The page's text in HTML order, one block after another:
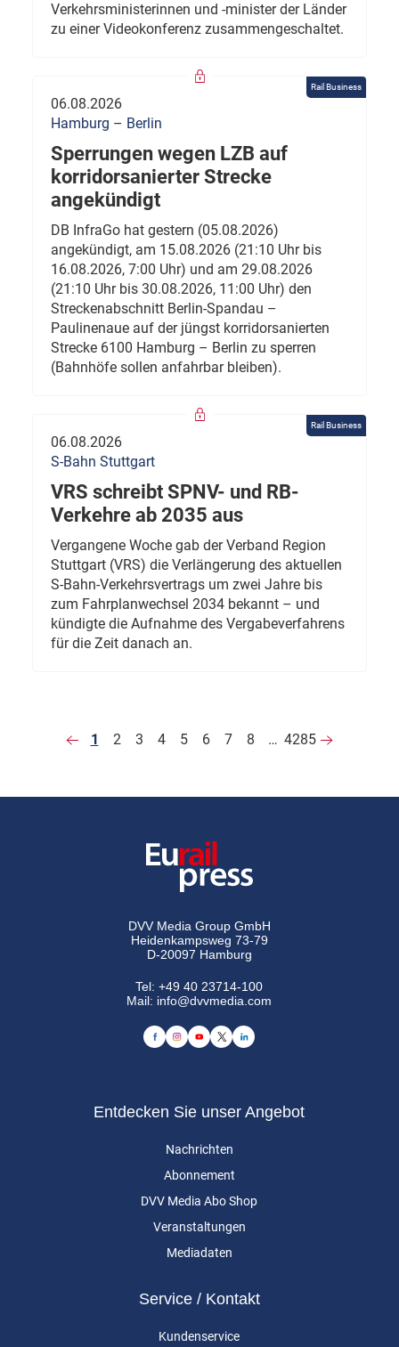
Verkehrsministerinnen und -minister der Länder
zu einer Videokonferenz zusammengeschaltet.
Rail Business
06.08.2026
Hamburg – Berlin
Sperrungen wegen LZB auf
korridorsanierter Strecke
angekündigt
DB InfraGo hat gestern (05.08.2026)
angekündigt, am 15.08.2026 (21:10 Uhr bis
16.08.2026, 7:00 Uhr) und am 29.08.2026
(21:10 Uhr bis 30.08.2026, 11:00 Uhr) den
Streckenabschnitt Berlin-Spandau –
Paulinenaue auf der jüngst korridorsanierten
Strecke 6100 Hamburg – Berlin zu sperren
(Bahnhöfe sollen anfahrbar bleiben).
Rail Business
06.08.2026
S-Bahn Stuttgart
VRS schreibt SPNV- und RB-
Verkehre ab 2035 aus
Vergangene Woche gab der Verband Region
Stuttgart (VRS) die Verlängerung des aktuellen
S-Bahn-Verkehrsvertrags um zwei Jahre bis
zum Fahrplanwechsel 2034 bekannt – und
kündigte die Aufnahme des Vergabeverfahrens
für die Zeit danach an.
1 2 3 4 5 6 7 8 … 4285
DVV Media Group GmbH
Heidenkampsweg 73-79
D-20097 Hamburg
Tel:+49 40 23714-100
Mail: info@dvvmedia.com
Entdecken Sie unser Angebot
Nachrichten
Abonnement
DVV Media Abo Shop
Veranstaltungen
Mediadaten
Service / Kontakt
Kundenservice